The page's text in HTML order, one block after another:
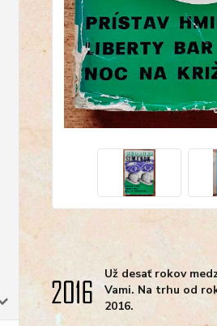
Už desať rokov
Vami. Na trhu od
2016.